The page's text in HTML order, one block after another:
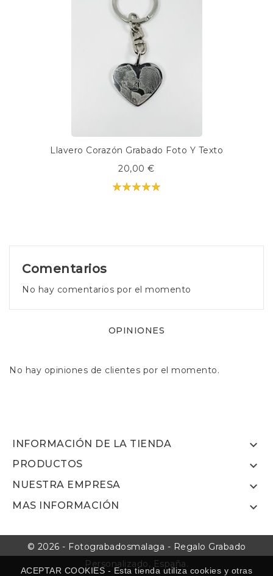
Llavero Corazón Grabado Foto Y Texto
20,00 €
Comentarios
No hay comentarios por el momento
OPINIONES
No hay opiniones de clientes por el momento.
INFORMACIÓN DE LA TIENDA 
PRODUCTOS 
NUESTRA EMPRESA 
MAS INFORMACIÓN 
ACEPTAR COOKIES - Esta tienda utiliza cookies y otras
© 2026 - Fotograbadosmalaga - Regalo Grabado
Personalizado, España.